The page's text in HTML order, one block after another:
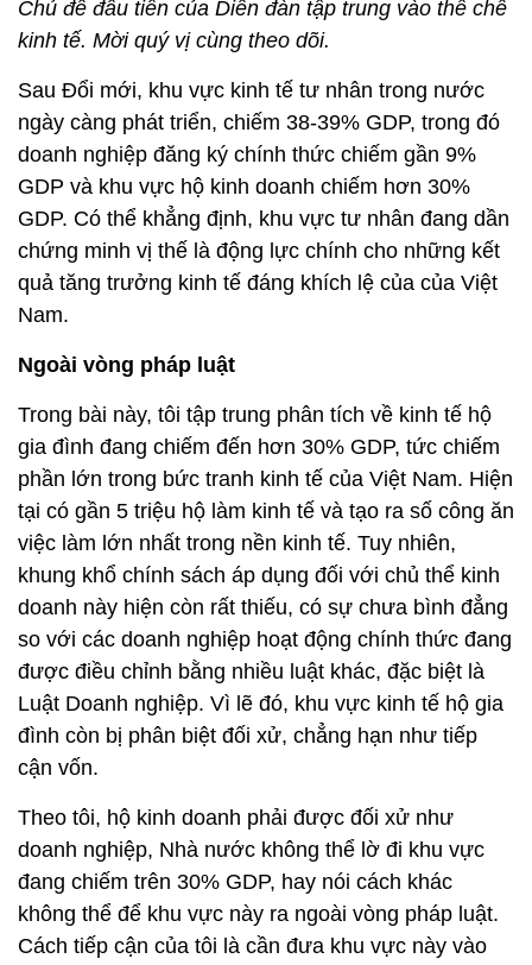
Chủ đề đầu tiên của Diễn đàn tập trung vào thể chế
kinh tế. Mời quý vị cùng theo dõi.
Sau Đổi mới, khu vực kinh tế tư nhân trong nước
ngày càng phát triển, chiếm 38-39% GDP, trong đó
doanh nghiệp đăng ký chính thức chiếm gần 9%
GDP và khu vực hộ kinh doanh chiếm hơn 30%
GDP. Có thể khẳng định, khu vực tư nhân đang dần
chứng minh vị thế là động lực chính cho những kết
quả tăng trưởng kinh tế đáng khích lệ của của Việt
Nam.
Ngoài vòng pháp luật
Trong bài này, tôi tập trung phân tích về kinh tế hộ
gia đình đang chiếm đến hơn 30% GDP, tức chiếm
phần lớn trong bức tranh kinh tế của Việt Nam. Hiện
tại có gần 5 triệu hộ làm kinh tế và tạo ra số công ăn
việc làm lớn nhất trong nền kinh tế. Tuy nhiên,
khung khổ chính sách áp dụng đối với chủ thể kinh
doanh này hiện còn rất thiếu, có sự chưa bình đẳng
so với các doanh nghiệp hoạt động chính thức đang
được điều chỉnh bằng nhiều luật khác, đặc biệt là
Luật Doanh nghiệp. Vì lẽ đó, khu vực kinh tế hộ gia
đình còn bị phân biệt đối xử, chẳng hạn như tiếp
cận vốn.
Theo tôi, hộ kinh doanh phải được đối xử như
doanh nghiệp, Nhà nước không thể lờ đi khu vực
đang chiếm trên 30% GDP, hay nói cách khác
không thể để khu vực này ra ngoài vòng pháp luật.
Cách tiếp cận của tôi là cần đưa khu vực này vào